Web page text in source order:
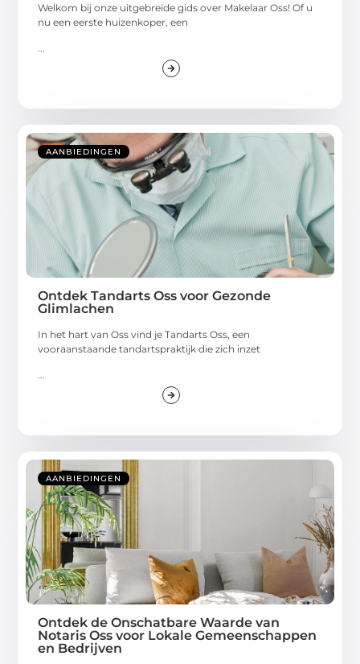
Welkom bij onze uitgebreide gids over Makelaar Oss! Of u
nu een eerste huizenkoper, een
...
AANBIEDINGEN
Ontdek Tandarts Oss voor Gezonde
Glimlachen
In het hart van Oss vind je Tandarts Oss, een
vooraanstaande tandartspraktijk die zich inzet
...
AANBIEDINGEN
Ontdek de Onschatbare Waarde van
Notaris Oss voor Lokale Gemeenschappen
en Bedrijven